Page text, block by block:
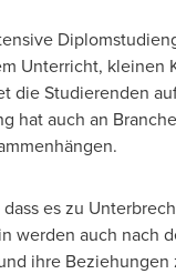
Unterricht, kleinen
Studierenden
hat auch an
es zu
werden auch nach
ihre